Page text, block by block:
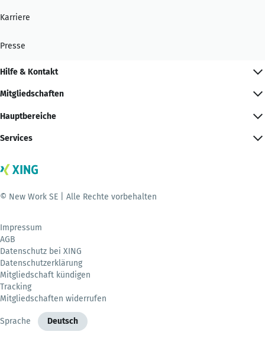
Karriere
Presse
Hilfe & Kontakt
Mitgliedschaften
Hauptbereiche
Services
© New Work SE | Alle Rechte vorbehalten
Impressum
AGB
Datenschutz bei XING
Datenschutzerklärung
Mitgliedschaft kündigen
Tracking
Mitgliedschaften widerrufen
Sprache Deutsch